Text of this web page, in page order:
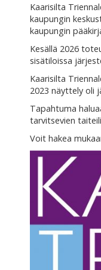
Kaarisilta
kaupungin
kaupungin
Kesällä 2026
sisätiloissa
Kaarisilta
2023 näyttely oli
Tapahtuma
tarvitsevien
Voit hakea